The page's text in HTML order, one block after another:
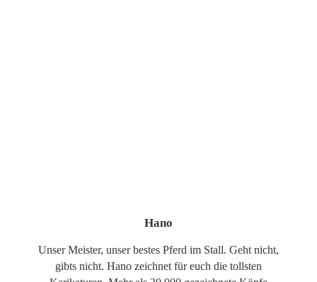
Hano
Unser Meister, unser bestes Pferd im Stall. Geht nicht,
gibts nicht. Hano zeichnet für euch die tollsten